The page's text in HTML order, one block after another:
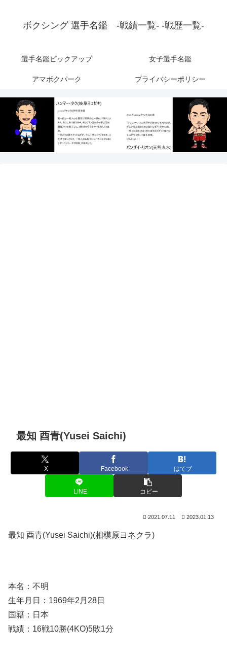
ボクシング 選手名鑑 -戦績一覧- -戦歴一覧-
選手名鑑ピックアップ 女子選手名鑑
アマボクパーク プライバシーポリシー
最知 酉青(Yusei Saichi)
X Facebook はてブ
LINE コピー
2021.07.11 2023.01.13
最知 酉青(Yusei Saichi)(相模原ヨネクラ)
本名：不明
生年月日：1969年2月28日
国籍：日本
戦績：16戦10勝(4KO)5敗1分